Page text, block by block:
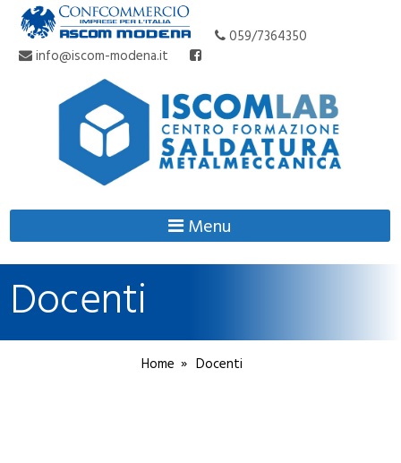
Menu
059/7364350
info@iscom-modena.it
Docenti
Home Docenti